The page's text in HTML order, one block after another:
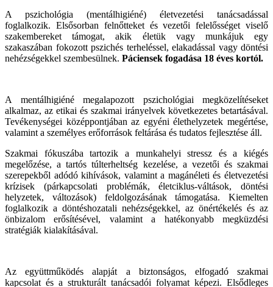
A pszichológia (mentálhigiéné) életvezetési tanácsadással
foglalkozik. Elsősorban felnőtteket és vezetői felelősséget viselő
szakembereket támogat, akik életük vagy munkájuk egy
szakaszában fokozott pszichés terheléssel, elakadással vagy döntési
nehézségekkel szembesülnek. Páciensek fogadása 18 éves kortól.
A mentálhigiéné megalapozott pszichológiai megközelítéseket
alkalmaz, az etikai és szakmai irányelvek következetes betartásával.
Tevékenységei középpontjában az egyéni élethelyzetek megértése,
valamint a személyes erőforrások feltárása és tudatos fejlesztése áll.
Szakmai fókuszába tartozik a munkahelyi stressz és a kiégés
megelőzése, a tartós túlterheltség kezelése, a vezetői és szakmai
szerepekből adódó kihívások, valamint a magánéleti és életvezetési
krízisek (párkapcsolati problémák, életciklus-váltások, döntési
helyzetek, változások) feldolgozásának támogatása. Kiemelten
foglalkozik a döntéshozatali nehézségekkel, az önértékelés és az
önbizalom erősítésével, valamint a hatékonyabb megküzdési
stratégiák kialakításával.
Az együttműködés alapját a biztonságos, elfogadó szakmai
kapcsolat és a strukturált tanácsadói folyamat képezi. Elsődleges